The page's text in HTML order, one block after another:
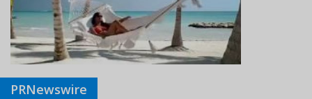
PRNewswire